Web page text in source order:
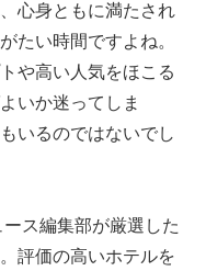
心身ともに満たされ
たい時間ですよね。
や高い人気をほこる
いか迷ってしま
いるのではないでし
ス編集部が厳選した
評価の高いホテルを